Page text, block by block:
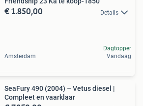
€ 1.850,00 Details
Amsterdam
Dagtopper
Vandaag
SeaFury 490 (2004) – Vetus diesel |
Compleet en vaarklaar